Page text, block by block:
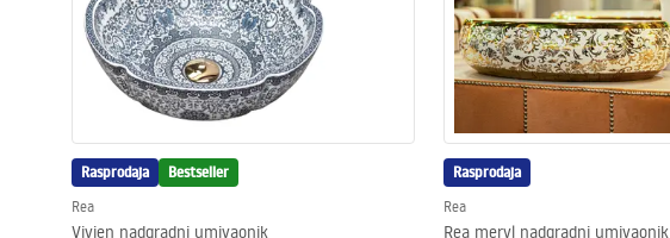
Rasprodaja Bestseller
Rea
Vivien nadgradni umivaonik
Rasprodaja
Rea
Rea meryl nadgradni umivaonik